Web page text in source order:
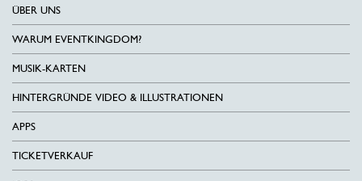
ÜBER UNS
WARUM EVENTKINGDOM?
MUSIK-KARTEN
HINTERGRÜNDE VIDEO & ILLUSTRATIONEN
APPS
TICKETVERKAUF